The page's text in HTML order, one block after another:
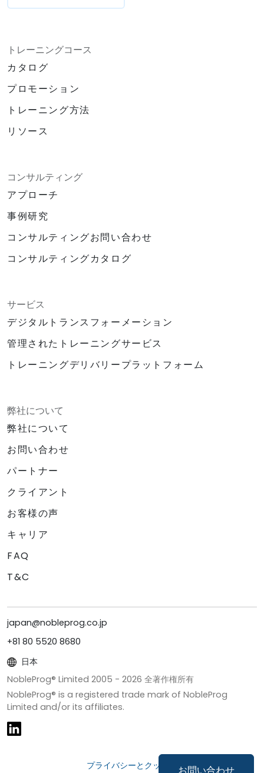
トレーニングコース
カタログ
プロモーション
トレーニング方法
リソース
コンサルティング
アプローチ
事例研究
コンサルティングお問い合わせ
コンサルティングカタログ
サービス
デジタルトランスフォーメーション
管理されたトレーニングサービス
トレーニングデリバリープラットフォーム
弊社について
弊社について
お問い合わせ
パートナー
クライアント
お客様の声
キャリア
FAQ
T&C
japan@nobleprog.co.jp
+81 80 5520 8680
日本
NobleProg® Limited 2005 - 2026 全著作権所有
NobleProg® is a registered trade mark of NobleProg
Limited and/or its affiliates.
プライバシーとクッキー